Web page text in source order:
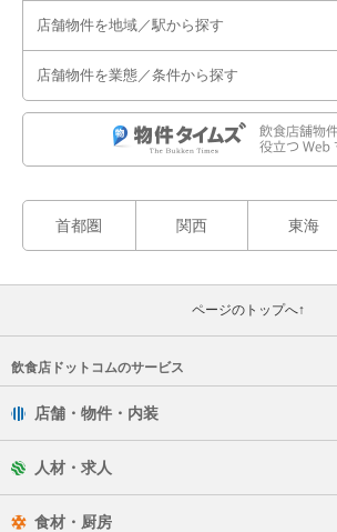
白井市
印旛郡
店舗物件を地域／駅から探す
店舗物件を業態／条件から探す
首都圏 関西 東海
ページのトップへ↑
飲食店ドットコムのサービス
店舗・物件・内装
人材・求人
食材・厨房